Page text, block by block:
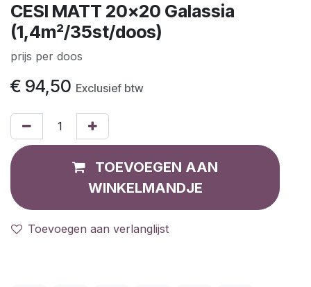
CESI MATT 20x20 Galassia
(1,4m²/35st/doos)
prijs per doos
€ 94,50 Exclusief btw
TOEVOEGEN AAN
WINKELMANDJE
Toevoegen aan verlanglijst